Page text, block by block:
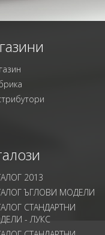
2013
ЪГЛОВИ МОДЕЛИ
СТАНДАРТНИ
- ЛУКС